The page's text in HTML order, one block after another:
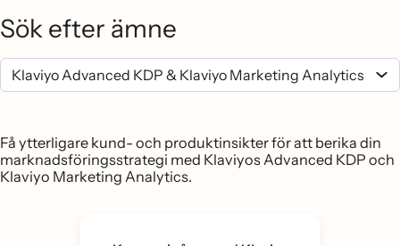
Sök efter ämne
Få ytterligare kund- och produktinsikter för att berika din
marknadsföringsstrategi med Klaviyos Advanced KDP och
Klaviyo Marketing Analytics.